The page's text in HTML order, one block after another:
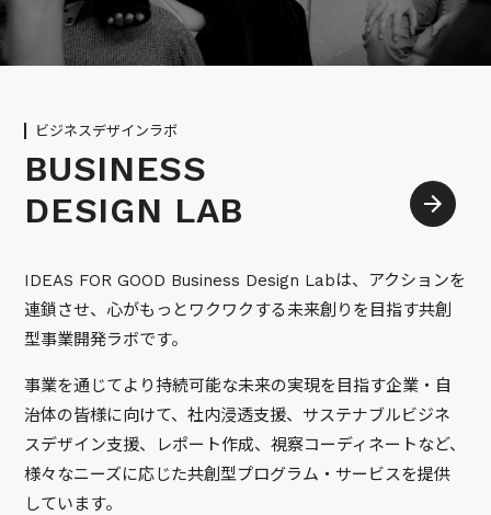
ビジネスデザインラボ
BUSINESS
DESIGN LAB
IDEAS FOR GOOD Business Design Labは、アクションを
連鎖させ、心がもっとワクワクする未来創りを目指す共創
型事業開発ラボです。
事業を通じてより持続可能な未来の実現を目指す企業・自
治体の皆様に向けて、社内浸透支援、サステナブルビジネ
スデザイン支援、レポート作成、視察コーディネートなど、
様々なニーズに応じた共創型プログラム・サービスを提供
しています。